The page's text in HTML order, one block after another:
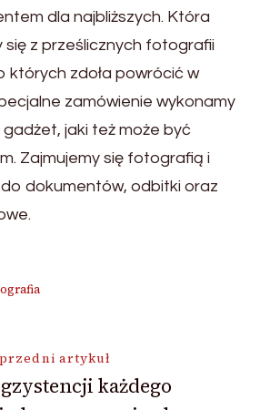
dla najbliższych. Która
się z prześlicznych fotografii
których zdoła powrócić w
zamówienie wykonamy
jaki też może być
Zajmujemy się fotografią i
dokumentów, odbitki oraz
artykuł
każdego